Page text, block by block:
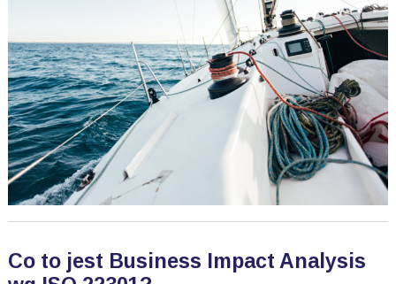
Co to jest Business Impact Analysis